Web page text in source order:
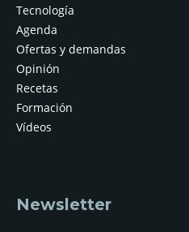
Tecnología
Agenda
Ofertas y demandas
Opinión
Recetas
Formación
Vídeos
Newsletter